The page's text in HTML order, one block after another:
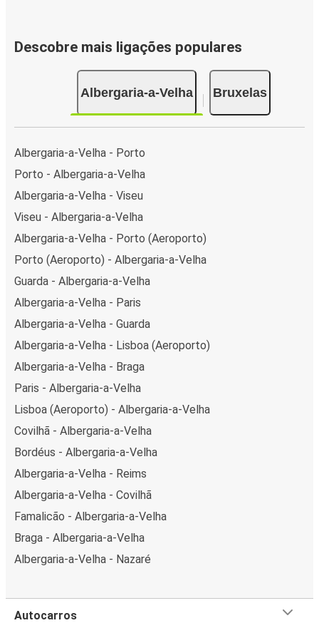
Descobre mais ligações populares
Albergaria-a-Velha Bruxelas
Albergaria-a-Velha - Porto
Porto - Albergaria-a-Velha
Albergaria-a-Velha - Viseu
Viseu - Albergaria-a-Velha
Albergaria-a-Velha - Porto (Aeroporto)
Porto (Aeroporto) - Albergaria-a-Velha
Guarda - Albergaria-a-Velha
Albergaria-a-Velha - Paris
Albergaria-a-Velha - Guarda
Albergaria-a-Velha - Lisboa (Aeroporto)
Albergaria-a-Velha - Braga
Paris - Albergaria-a-Velha
Lisboa (Aeroporto) - Albergaria-a-Velha
Covilhã - Albergaria-a-Velha
Bordéus - Albergaria-a-Velha
Albergaria-a-Velha - Reims
Albergaria-a-Velha - Covilhã
Famalicão - Albergaria-a-Velha
Braga - Albergaria-a-Velha
Albergaria-a-Velha - Nazaré
Autocarros